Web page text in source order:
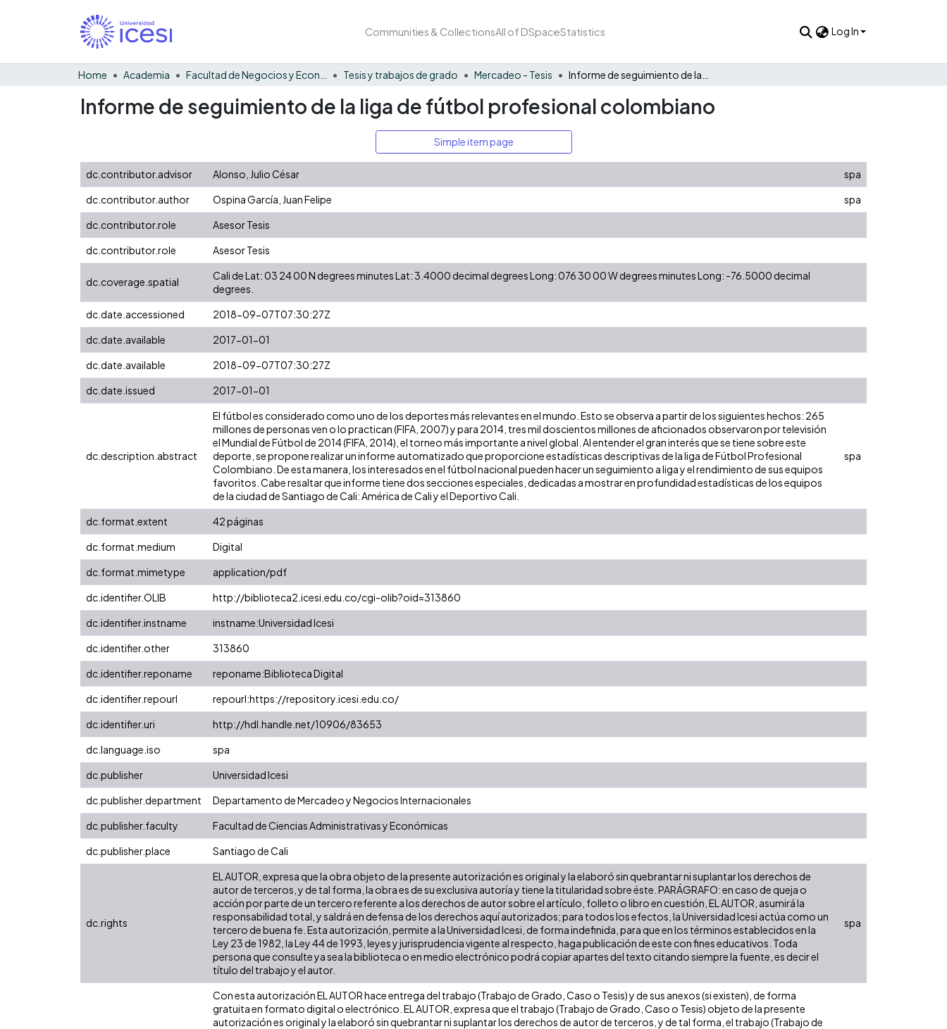
Communities & CollectionsAll of DSpaceStatistics Log In
Home Academia Tesis y trabajos de grado Mercadeo - Tesis
Informe de seguimiento de la liga de fútbol profesional colombiano
Simple item page
dc.contributor.advisor Alonso, Julio César
spa
dc.contributor.author
Ospina García, Juan Felipe
spa
dc.contributor.role
Asesor Tesis
dc.contributor.role
Asesor Tesis
dc.coverage.spatial
Cali de Lat: 03 24 00 N degrees minutes Lat: 3.4000 decimal degrees Long: 076 30 00 W degrees minutes Long: -76.5000 decimal
degrees.
dc.date.accessioned
2018-09-07T07:30:27Z
dc.date.available
2017-01-01
dc.date.available
2018-09-07T07:30:27Z
dc.date.issued
2017-01-01
dc.description.abstract
El fútbol es considerado como uno de los deportes más relevantes en el mundo. Esto se observa a partir de los siguientes hechos: 265
millones de personas ven o lo practican (FIFA, 2007) y para 2014, tres mil doscientos millones de aficionados observaron por televisión
el Mundial de Fútbol de 2014 (FIFA, 2014), el torneo más importante a nivel global. Al entender el gran interés que se tiene sobre este
deporte, se propone realizar un informe automatizado que proporcione estadísticas descriptivas de la liga de Fútbol Profesional
Colombiano. De esta manera, los interesados en el fútbol nacional pueden hacer un seguimiento a liga y el rendimiento de sus equipos
favoritos. Cabe resaltar que informe tiene dos secciones especiales, dedicadas a mostrar en profundidad estadísticas de los equipos
de la ciudad de Santiago de Cali: América de Cali y el Deportivo Cali.
spa
dc.format.extent
42 páginas
dc.format.medium
Digital
dc.format.mimetype
application/pdf
dc.identifier.OLIB
http://biblioteca2.icesi.edu.co/cgi-olib?oid=313860
dc.identifier.instname
instname:Universidad Icesi
dc.identifier.other
313860
dc.identifier.reponame
reponame:Biblioteca Digital
dc.identifier.repourl
repourl:https://repository.icesi.edu.co/
dc.identifier.uri
http://hdl.handle.net/10906/83653
dc.language.iso
spa
dc.publisher
Universidad Icesi
dc.publisher.department
Departamento de Mercadeo y Negocios Internacionales
dc.publisher.faculty
Facultad de Ciencias Administrativas y Económicas
dc.publisher.place
Santiago de Cali
dc.rights
EL AUTOR, expresa que la obra objeto de la presente autorización es original y la elaboró sin quebrantar ni suplantar los derechos de
autor de terceros, y de tal forma, la obra es de su exclusiva autoría y tiene la titularidad sobre éste. PARÁGRAFO: en caso de queja o
acción por parte de un tercero referente a los derechos de autor sobre el artículo, folleto o libro en cuestión, EL AUTOR, asumirá la
responsabilidad total, y saldrá en defensa de los derechos aquí autorizados; para todos los efectos, la Universidad Icesi actúa como un
tercero de buena fe. Esta autorización, permite a la Universidad Icesi, de forma indefinida, para que en los términos establecidos en la
Ley 23 de 1982, la Ley 44 de 1993, leyes y jurisprudencia vigente al respecto, haga publicación de este con fines educativos. Toda
persona que consulte ya sea la biblioteca o en medio electrónico podrá copiar apartes del texto citando siempre la fuente, es decir el
título del trabajo y el autor.
spa
Con esta autorización EL AUTOR hace entrega del trabajo (Trabajo de Grado, Caso o Tesis) y de sus anexos (si existen), de forma
gratuita en formato digital o electrónico. EL AUTOR, expresa que el trabajo (Trabajo de Grado, Caso o Tesis) objeto de la presente
autorización es original y la elaboró sin quebrantar ni suplantar los derechos de autor de terceros, y de tal forma, el trabajo (Trabajo de